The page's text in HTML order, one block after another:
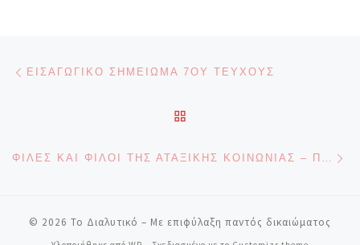
Πλοήγηση δημοσιεύσεων
ΕΙΣΑΓΩΓΙΚΌ ΣΗΜΕΊΩΜΑ 7ΟΥ ΤΕΎΧΟΥΣ
ΦΊΛΕΣ ΚΑΙ ΦΊΛΟΙ ΤΗΣ ΑΤΑΞΙΚΉΣ ΚΟΙΝΩΝΊΑΣ – ΠΕΡΙΓΡΆΜΜΑΤΑ ΤΗΣ ΠΑΓΚΌΣΜΙΑΣ ΚΟΜΜΟΎΝΑΣ
© 2026 Το Διαλυτικό – Με επιφύλαξη παντός δικαιώματος